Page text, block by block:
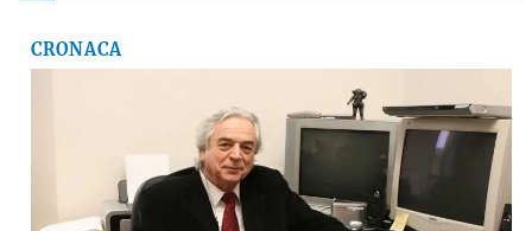
CRONACA